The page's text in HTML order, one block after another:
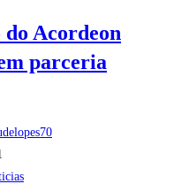
Acordeon
parceria